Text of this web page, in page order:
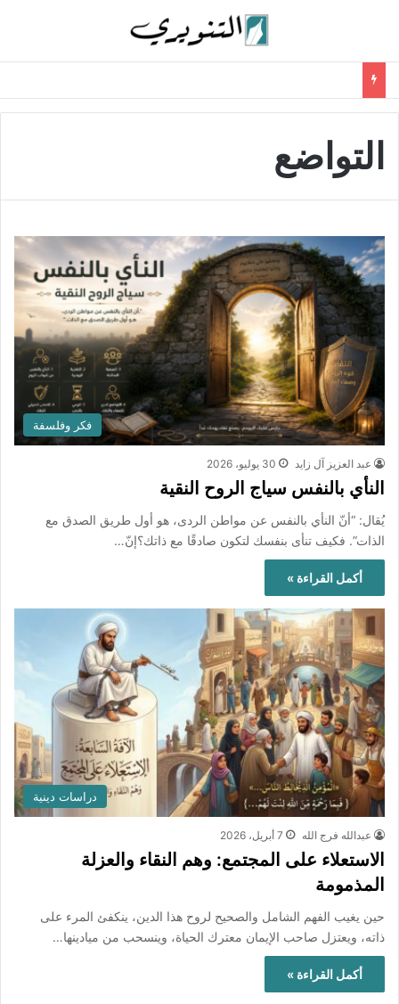
التواضع
فكر وفلسفة
عبد العزيز آل زايد 30 يوليو، 2026
النأي بالنفس سياج الروح النقية
يُقال: “أنّ النأي بالنفس عن مواطن الردى، هو أول طريق الصدق مع
الذات”. فكيف تنأى بنفسك لتكون صادقًا مع ذاتك؟إنّ…
أكمل القراءة »
دراسات دينية
عبدالله فرج الله 7 أبريل، 2026
الاستعلاء على المجتمع: وهم النقاء والعزلة
المذمومة
حين يغيب الفهم الشامل والصحيح لروح هذا الدين، ينكفئ المرء على
ذاته، ويعتزل صاحب الإيمان معترك الحياة، وينسحب من ميادينها…
أكمل القراءة »